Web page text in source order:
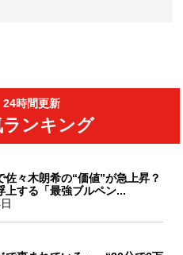
24時間更新
ランキング
佐々木朗希の“価値”が急上昇？
上する「最強ブルペン...